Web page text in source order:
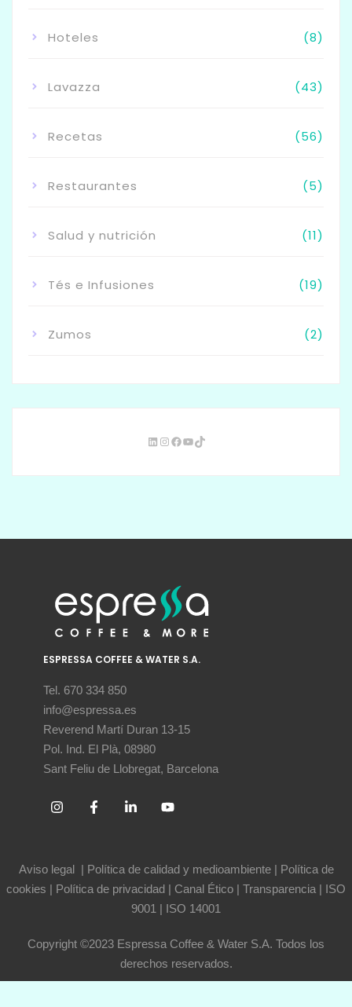
Hoteles (8)
Lavazza (43)
Recetas (56)
Restaurantes (5)
Salud y nutrición (11)
Tés e Infusiones (19)
Zumos (2)
ESPRESSA COFFEE & WATER S.A.
Tel. 670 334 850
info@espressa.es
Reverend Martí Duran 13-15
Pol. Ind. El Plà, 08980
Sant Feliu de Llobregat, Barcelona
Aviso legal | Política de calidad y medioambiente| Política de
cookies | Política de privacidad | Canal Ético | Transparencia | ISO
9001 | ISO 14001
Copyright ©2023 Espressa Coffee & Water S.A. Todos los
derechos reservados.